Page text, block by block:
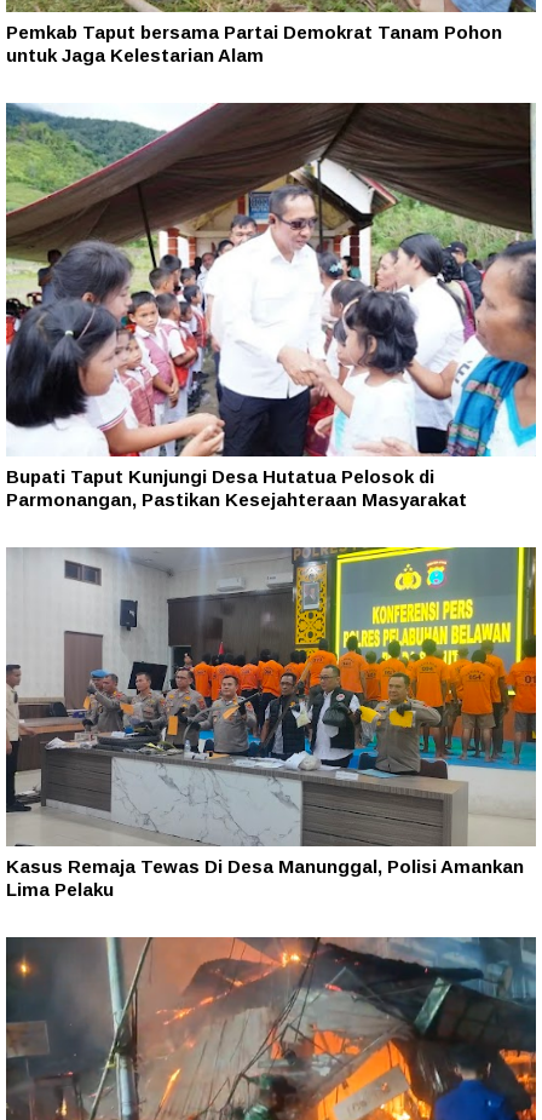
Pemkab Taput bersama Partai Demokrat Tanam Pohon
untuk Jaga Kelestarian Alam
Bupati Taput Kunjungi Desa Hutatua Pelosok di
Parmonangan, Pastikan Kesejahteraan Masyarakat
Kasus Remaja Tewas Di Desa Manunggal, Polisi Amankan
Lima Pelaku